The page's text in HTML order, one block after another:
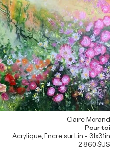
Claire Morand
Pour toi
Acrylique, Encre sur Lin - 31x31in
2 860 $US